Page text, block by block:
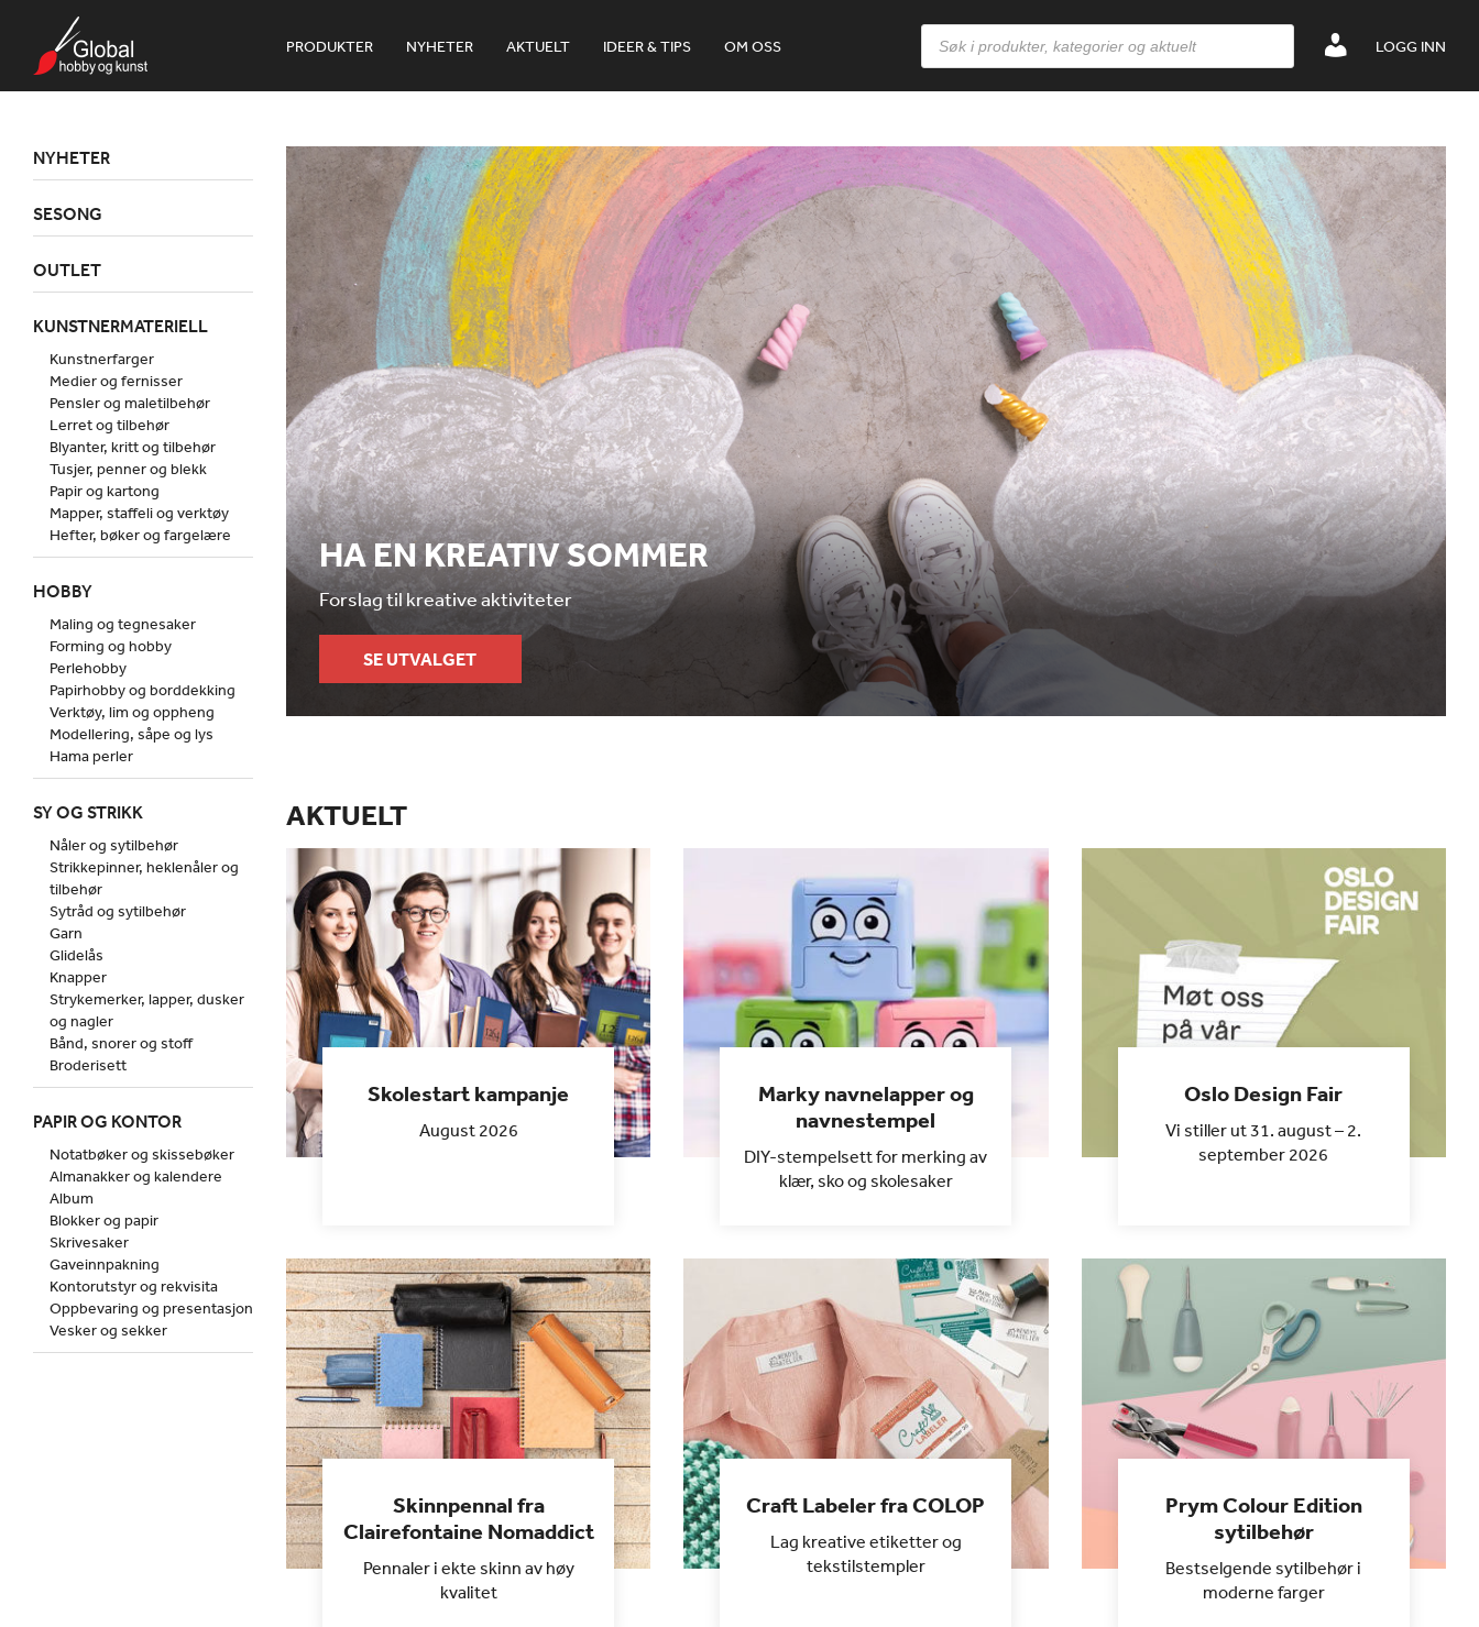
PRODUKTER NYHETER AKTUELT IDEER & TIPS OM OSS LOGG INN
Products
search
HA EN KREATIV SOMMER
Forslag til kreative aktiviteter
SE UTVALGET
AKTUELT
Skolestart kampanje
August 2026
Marky navnelapper og
navnestempel
DIY-stempelsett for merking av
klær, sko og skolesaker
Oslo Design Fair
Vi stiller ut 31. august – 2.
september 2026
Skinnpennal fra
Clairefontaine Nomaddict
Pennaler i ekte skinn av høy
kvalitet
Craft Labeler fra COLOP
Lag kreative etiketter og
tekstilstempler
Prym Colour Edition
sytilbehør
Bestselgende sytilbehør i
moderne farger
NYHETER
SESONG
OUTLET
KUNSTNERMATERIELL
Kunstnerfarger
Medier og fernisser
Pensler og maletilbehør
Lerret og tilbehør
Blyanter, kritt og tilbehør
Tusjer, penner og blekk
Papir og kartong
Mapper, staffeli og verktøy
Hefter, bøker og fargelære
HOBBY
Maling og tegnesaker
Forming og hobby
Perlehobby
Papirhobby og borddekking
Verktøy, lim og oppheng
Modellering, såpe og lys
Hama perler
SY OG STRIKK
Nåler og sytilbehør
Strikkepinner, heklenåler og
tilbehør
Sytråd og sytilbehør
Garn
Glidelås
Knapper
Strykemerker, lapper, dusker
og nagler
Bånd, snorer og stoff
Broderisett
PAPIR OG KONTOR
Notatbøker og skissebøker
Almanakker og kalendere
Album
Blokker og papir
Skrivesaker
Gaveinnpakning
Kontorutstyr og rekvisita
Oppbevaring og presentasjon
Vesker og sekker